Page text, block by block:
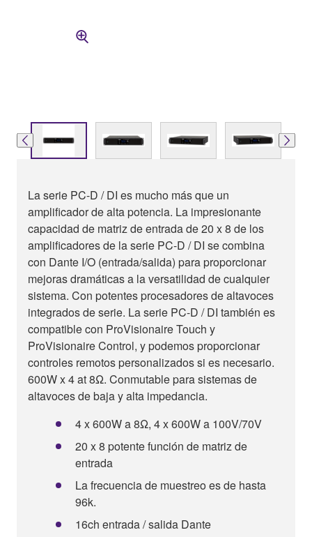
La serie PC-D / DI es mucho más que un
amplificador de alta potencia. La impresionante
capacidad de matriz de entrada de 20 x 8 de los
amplificadores de la serie PC-D / DI se combina
con Dante I/O (entrada/salida) para proporcionar
mejoras dramáticas a la versatilidad de cualquier
sistema. Con potentes procesadores de altavoces
integrados de serie. La serie PC-D / DI también es
compatible con ProVisionaire Touch y
ProVisionaire Control, y podemos proporcionar
controles remotos personalizados si es necesario.
600W x 4 at 8Ω. Conmutable para sistemas de
altavoces de baja y alta impedancia.
4 x 600W a 8Ω, 4 x 600W a 100V/70V
20 x 8 potente función de matriz de
entrada
La frecuencia de muestreo es de hasta
96k.
16ch entrada / salida Dante